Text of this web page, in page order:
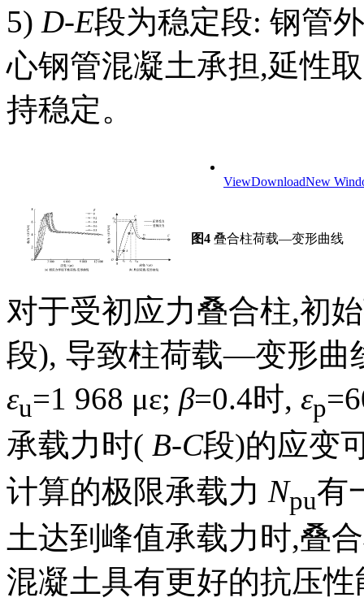
5) D-E段为稳定段: 钢管
心钢管混凝土承担,延性
持稳定。
ViewDownloadNew
图4 叠合柱荷载—变形曲线
对于受初应力叠合柱,初
段), 导致柱荷载—变形曲
εu=1 968 με; β=0.4时, εp
承载力时( B-C段)的应变
计算的极限承载力 Npu有
土达到峰值承载力时,叠
混凝土具有更好的抗压